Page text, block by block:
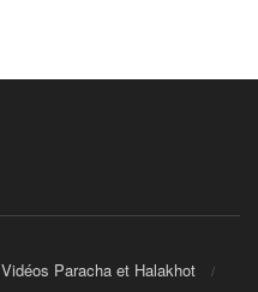
Vidéos Paracha et Halakhot